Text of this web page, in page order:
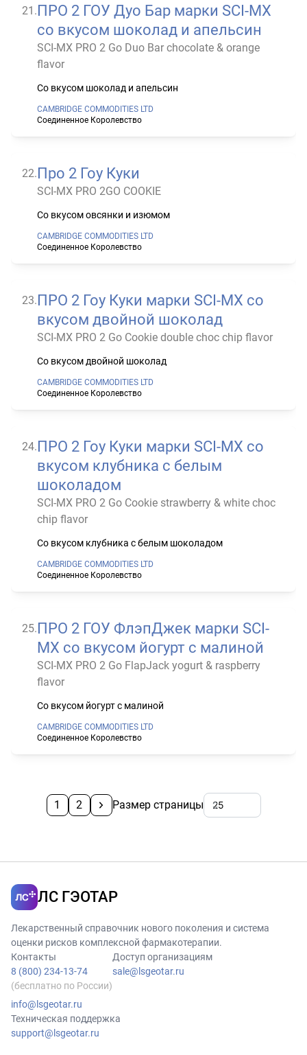
21 .ПРО 2 ГОУ Дуо Бар марки SCI-MX
со вкусом шоколад и апельсин
SCI-MX PRO 2 Go Duo Bar chocolate & orange
flavor
Со вкусом шоколад и апельсин
CAMBRIDGE COMMODITIES LTD
Соединенное Королевство
22.Про 2 Гоу Куки
SCI-MX PRO 2GO COOKIE
Со вкусом овсянки и изюмом
CAMBRIDGE COMMODITIES LTD
Соединенное Королевство
23.ПРО 2 Гоу Куки марки SCI-MX со
вкусом двойной шоколад
SCI-MX PRO 2 Go Cookie double choc chip flavor
Со вкусом двойной шоколад
CAMBRIDGE COMMODITIES LTD
Соединенное Королевство
24.ПРО 2 Гоу Куки марки SCI-MX со
вкусом клубника с белым
шоколадом
SCI-MX PRO 2 Go Cookie strawberry & white choc
chip flavor
Со вкусом клубника с белым шоколадом
CAMBRIDGE COMMODITIES LTD
Соединенное Королевство
25.ПРО 2 ГОУ ФлэпДжек марки SCI-
MX со вкусом йогурт с малиной
SCI-MX PRO 2 Go FlapJack yogurt & raspberry
flavor
Со вкусом йогурт с малиной
CAMBRIDGE COMMODITIES LTD
Соединенное Королевство
1 2 Размер страницы
ЛС ГЭОТАР
Лекарственный справочник нового поколения и система
оценки рисков комплексной фармакотерапии.
Контакты
8 (800) 234-13-74
(бесплатно по России)
info@lsgeotar.ru
Доступ организациям
sale@lsgeotar.ru
Техническая поддержка
support@lsgeotar.ru